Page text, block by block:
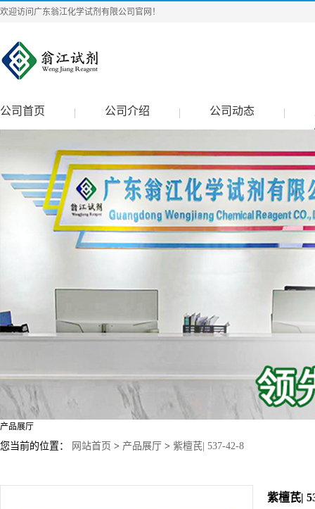
欢迎访问广东翁江化学试剂有限公司官网！
公司首页 公司介绍 公司动态
产品展厅
您当前的位置： 网站首页 > 产品展厅 > 紫檀芪| 537-42-8
紫檀芪|